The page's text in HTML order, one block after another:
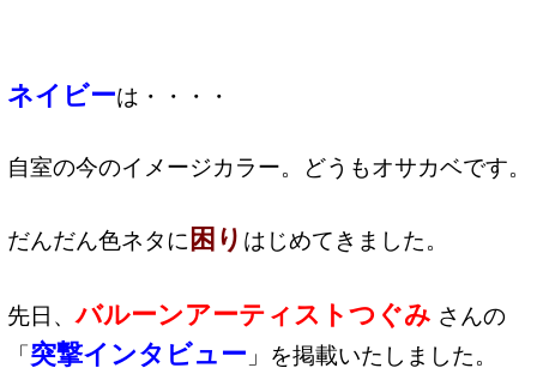
ネイビーは・・・・
自室の今のイメージカラー。どうもオサカベです。
だんだん色ネタに困り はじめてきました。
先日、バルーンアーティストつぐみ さんの
「突撃インタビュー 」を掲載いたしました。